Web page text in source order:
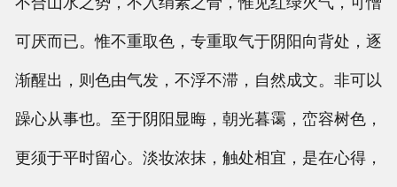
可厌而已。惟不重取色，专重取气于阴阳向背处，逐
渐醒出，则色由气发，不浮不滞，自然成文。非可以
躁心从事也。至于阴阳显晦，朝光暮霭，峦容树色，
更须于平时留心。淡妆浓抹，触处相宜，是在心得，